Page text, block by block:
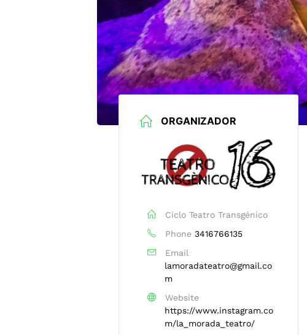
ORGANIZADOR
Ciclo Teatro Transgénico
Phone 3416766135
Email
lamoradateatro@gmail.co
m
Website
https://www.instagram.co
m/la_morada_teatro/